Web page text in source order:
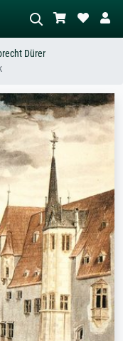
Sie die Szene – z.B. Grüne
mit viel Rot, Dunkles
Stehender Akt neben einem
Dürer